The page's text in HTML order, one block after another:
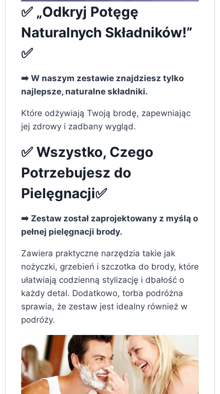
✅ „Odkryj Potęgę
Naturalnych Składników!”
✅
➡️ W naszym zestawie znajdziesz tylko
najlepsze, naturalne składniki.
Które odżywiają Twoją brodę, zapewniając
jej zdrowy i zadbany wygląd.
✅ Wszystko, Czego
Potrzebujesz do
Pielęgnacji✅
➡️ Zestaw został zaprojektowany z myślą o
pełnej pielęgnacji brody.
Zawiera praktyczne narzędzia takie jak
nożyczki, grzebień i szczotka do brody, które
ułatwiają codzienną stylizację i dbałość o
każdy detal. Dodatkowo, torba podróżna
sprawia, że zestaw jest idealny również w
podróży.